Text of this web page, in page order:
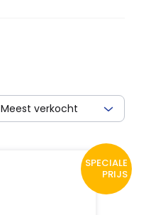
Meest verkocht
SPECIALE
PRIJS